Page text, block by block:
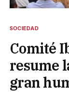
SOCIEDAD
Comité
resume
gran